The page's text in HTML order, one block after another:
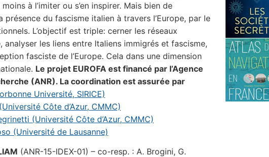
à l’imiter ou s’en inspirer. Mais bien de
présence du fascisme italien à travers l’Europe, par le
L’objectif est triple: cerner les réseaux
analyser les liens entre Italiens immigrés et fascisme,
fasciste de l’Europe. Cela dans une dimension
Le projet EUROFA est financé par l’Agence
(ANR). La coordination est assurée par
Université, SIRICE)
Côte d’Azur, CMMC)
(Université Côte d’Azur, CMMC)
(Université de Lausanne)
(ANR-15-IDEX-01) – co-resp. : A. Brogini, G.